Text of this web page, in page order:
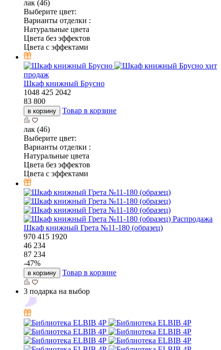
лак (46)
Выберите цвет:
Варианты отделки :
Натуральные цвета
Цвета без эффектов
Цвета с эффектами
хит
продаж
Шкаф книжный Брусно
1048 425 2042
83 800
в корзину Товар в корзине
лак (46)
Выберите цвет:
Варианты отделки :
Натуральные цвета
Цвета без эффектов
Цвета с эффектами
Распродажа
Шкаф книжный Грета №11-180 (образец)
970 415 1920
46 234
87 234
-47%
в корзину Товар в корзине
3 подарка на выбор